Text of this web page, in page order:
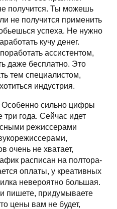
получится. Ты можешь
не получится применить
успеха. Не нужно
кучу денег.
ассистентом,
даже бесплатно. Это
тем специалистом,
индустрия.
Особенно сильно цифры
три года. Сейчас идет
режиссерами
очень не хватает,
расписан на полтора-
оплаты, у креативных
невероятно большая.
пишете, придумываете
цены вам не будет,